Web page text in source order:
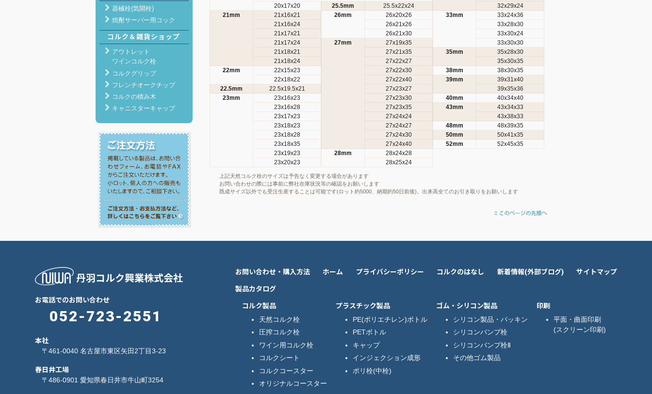
20x17x20
21mm
21x16x21
21x16x24
21x17x21
21x17x24
21x18x21
21x18x24
22mm
22x15x23
22x18x22
22.5mm
22.5x19.5x21
23mm
23x16x23
23x16x28
23x17x23
23x18x23
23x18x28
23x18x35
23x19x23
23x20x23
25.5mm
25.5x22x24
26mm
26x20x26
26x21x26
26x21x30
27mm
27x19x35
27x21x35
27x22x27
27x22x30
27x22x40
27x23x27
27x23x30
27x23x35
27x24x24
27x24x27
27x24x30
27x24x40
28mm
28x24x28
28x25x24
32x29x24
33mm
33x24x36
33x28x30
33x30x24
33x30x30
35mm
35x28x30
35x30x35
38mm
38x30x35
39mm
39x31x40
39x35x36
40mm
40x34x40
43mm
43x34x33
43x38x33
48mm
48x39x35
50mm
50x41x35
52mm
52x45x35
上記天然コルク栓のサイズは予告なく変更する場合があります
お問い合わせの際には事前に弊社在庫状況等の確認をお願いします
既成サイズ以外でも受注生産することは可能です(ロット約5000、納期約50日前後)。出来高全てのお引き取りをお願いします
器械栓(気開栓)
焼酎サーバー用コック
コルク＆雑貨ショップ
アウトレット
ワインコルク栓
コルクグリップ
フレンチオークチップ
コルクの積み木
キャニスターキャップ
丹羽コルク興業株式会社
お電話でのお問い合わせ
052-723-2551
本社
〒461-0040 名古屋市東区矢田2丁目3-23
春日井工場
〒486-0901 愛知県春日井市牛山町3254
お問い合わせ・購入方法 ホーム プライバシーポリシー コルクのはなし 新着情報(外部ブログ) サイトマップ
製品カタログ
コルク製品
天然コルク栓
圧搾コルク栓
ワイン用コルク栓
コルクシート
コルクコースター
オリジナルコースター
プラスチック製品
PE(ポリエチレン)ボトル
PETボトル
キャップ
インジェクション成形
ポリ栓(中栓)
ゴム・シリコン製品
シリコン製品・パッキン
シリコンバンプ栓
シリコンバンプ栓Ⅱ
その他ゴム製品
印刷
平面・曲面印刷
(スクリーン印刷)